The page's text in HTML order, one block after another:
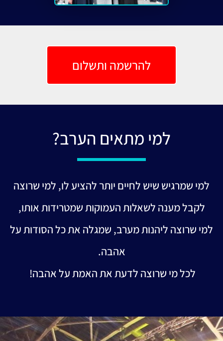
להרשמה ותשלום
למי מתאים הערב?​
למי שמרגיש שיש לחיים יותר להציע לו, למי שרוצה
לקבל מענה לשאלות העמוקות שמטרידות אותו,
למי שרוצה ליהנות מערב, שמגלה את כל הסודות על
אהבה.
לכל מי שרוצה לדעת את האמת על אהבה!